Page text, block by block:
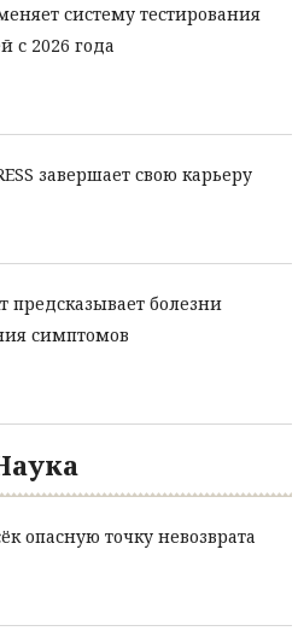
систему тестирования
с 2026 года
завершает свою карьеру
предсказывает болезни
симптомов
опасную точку невозврата